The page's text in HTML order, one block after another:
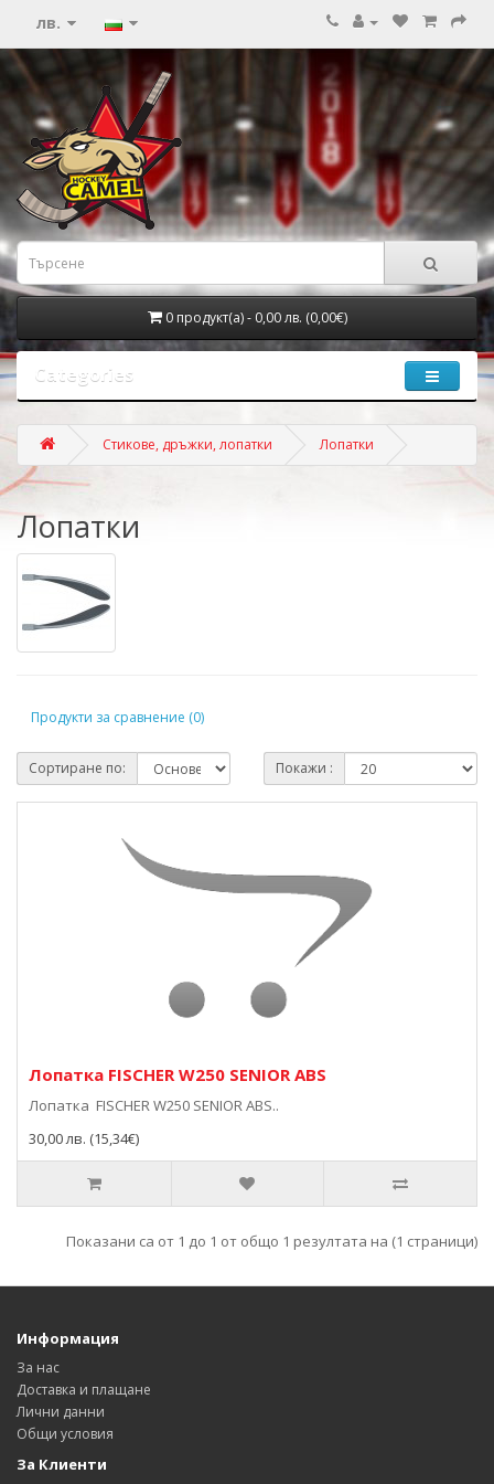
лв.
0 продукт(а) - 0,00 лв. (0,00€)
Categories
Стикове, дръжки, лопатки Лопатки
Лопатки
Продукти за сравнение (0)
Сортиране по: Покажи :
Лопатка FISCHER W250 SENIOR ABS
Лопатка FISCHER W250 SENIOR ABS..
30,00 лв. (15,34€)
Показани са от 1 до 1 от общо 1 резултата на (1 страници)
Информация
За нас
Доставка и плащане
Лични данни
Общи условия
За Клиенти